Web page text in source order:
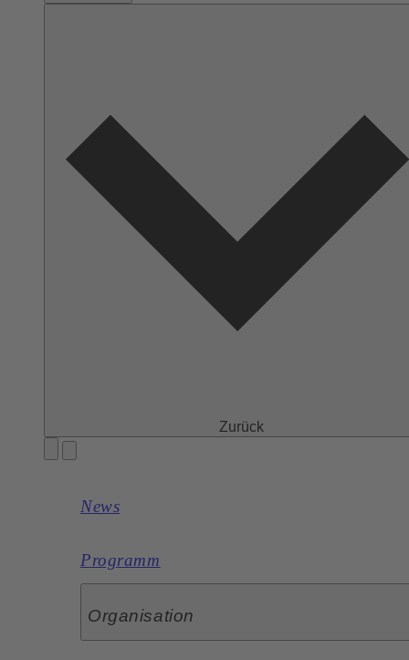
Zurück
News
Programm
Organisation